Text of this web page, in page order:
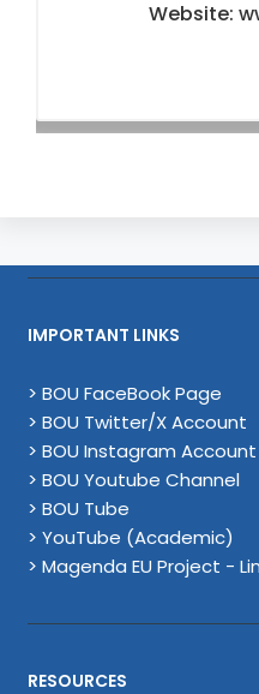
Website:
IMPORTANT LINKS
> BOU FaceBook Page
> BOU Twitter/X Account
> BOU Instagram Account
> BOU Youtube Channel
> BOU Tube
> YouTube (Academic)
> Magenda EU Project -
RESOURCES